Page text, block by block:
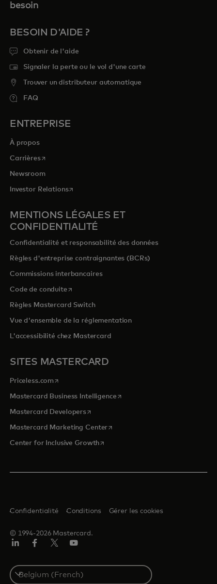
besoin
BESOIN D'AIDE ?
Obtenir de l'aide
Signaler la perte ou le vol d'une carte
Trouver un distributeur automatique
FAQ
ENTREPRISE
À propos
Carrièress’ouvre dans un nouvel onglet
Newsroom
Investor Relationss’ouvre dans un nouvel onglet
MENTIONS LÉGALES ET
CONFIDENTIALITÉ
Confidentialité et responsabilité des données
Règles d'entreprise contraignantes (BCRs)
Commissions interbancaires
Code de conduites’ouvre dans un nouvel onglet
Règles Mastercard Switch
Vue d'ensemble de la réglementation
L'accessibilité chez Mastercard
SITES MASTERCARD
Priceless.com s’ouvre dans un nouvel onglet
Mastercard Business Intelligences’ouvre dans un nouvel onglet
Mastercard Developerss’ouvre dans un nouvel onglet
Mastercard Marketing Centers’ouvre dans un nouvel onglet
Center for Inclusive Growths’ouvre dans un nouvel onglet
© 1994-2026 Mastercard.
Confidentialité Conditions Gérer les cookies
Select
a